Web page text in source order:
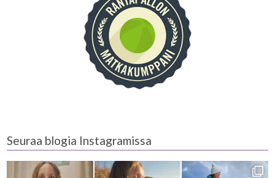
Seuraa blogia Instagramissa